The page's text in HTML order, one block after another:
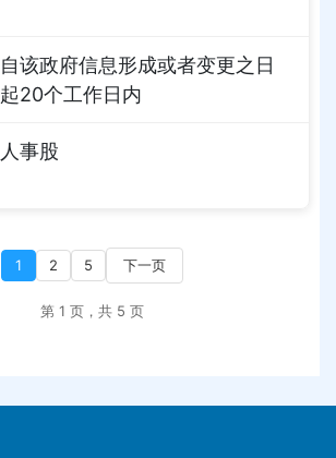
自该政府信息形成或者变更之日
起20个工作日内
人事股
1 2 5 下一页
第 1 页，共 5 页